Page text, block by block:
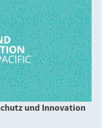
und Innovation